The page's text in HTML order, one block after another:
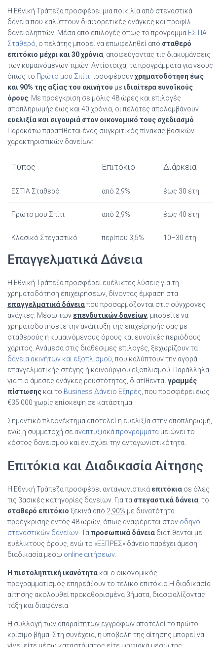
Η Εθνική Τράπεζα προσφέρει μια ποικιλία από στεγαστικά
δάνεια που καλύπτουν διαφορετικές ανάγκες και προφίλ
δανειοληπτών. Μέσα από επιλογές όπως το πρόγραμμα ΕΣΤΙΑ
Σταθερό , ο πελάτης μπορεί να επωφεληθεί από σταθερό
επιτόκιο μέχρι και 30 χρόνια , αποφεύγοντας τις διακυμάνσεις
των κυμαινόμενων τιμών. Αντίστοιχα, τα προγράμματα για νέους
όπως το Πρώτο μου Σπίτι προσφέρουνχρηματοδότηση έως
και 90% της αξίας του ακινήτου με ιδιαίτερα ευνοϊκούς
όρους . Με προέγκριση σε μόλις 48 ώρες και επιλογές
αποπληρωμής έως και 40 χρόνια, οι πελάτες απολαμβάνουν
ευελιξία και σιγουριά στον οικονομικό τους σχεδιασμό
Παρακάτω παρατίθεται ένας συγκριτικός πίνακας βασικών
χαρακτηριστικών δανείων:
Τύπος Επιτόκιο Διάρκεια
ΕΣΤΙΑ Σταθερό από 2,9% έως 30 έτη
Πρώτο μου Σπίτι από 2,9% έως 40 έτη
Κλασικό Στεγαστικό περίπου 3,5% 10–30 έτη
Επαγγελματικά Δάνεια
Η Εθνική Τράπεζα προσφέρει ευέλικτες λύσεις για τη
χρηματοδότηση επιχειρήσεων, δίνοντας έμφαση στα
επαγγελματικά δάνειαπου προσαρμόζονται στις σύγχρονες
ανάγκες. Μέσω των επενδυτικών δανείων , μπορείτε να
χρηματοδοτήσετε την ανάπτυξη της επιχείρησής σας με
σταθερούς ή κυμαινόμενους όρους και ευνοϊκές περιόδους
χάριτος. Ανάμεσα στις διαθέσιμες επιλογές, ξεχωρίζουν τα
δάνεια ακινήτων και εξοπλισμού , που καλύπτουν την αγορά
επαγγελματικής στέγης ή καινούργιου εξοπλισμού. Παράλληλα,
για πιο άμεσες ανάγκες ρευστότητας, διατίθενται γραμμές
πίστωσης και το Business Δάνειο Εξπρές , που προσφέρει έως
€35.000 χωρίς επίσκεψη σε κατάστημα.
Σημαντικό πλεονέκτημα αποτελεί η ευελιξία στην αποπληρωμή,
ενώ η συμμετοχή σε αναπτυξιακά προγράμματα μειώνει το
κόστος δανεισμού και ενισχύει την ανταγωνιστικότητα.
Επιτόκια και Διαδικασία Αίτησης
Η Εθνική Τράπεζα προσφέρει ανταγωνιστικά επιτόκια σε όλες
τις βασικές κατηγορίες δανείων. Για τα στεγαστικά δάνεια , το
σταθερό επιτόκιο ξεκινά από 2,90% με δυνατότητα
προέγκρισης εντός 48 ωρών, όπως αναφέρεται στον οδηγό
στεγαστικών δανείων . Τα προσωπικά δάνεια διατίθενται με
ευέλικτους όρους, ενώ το «ΕΞΠΡΕΣ» δάνειο παρέχει άμεση
διαδικασία μέσω online αιτήσεων
Η πιστοληπτική ικανότητα και ο οικονομικός
προγραμματισμός επηρεάζουν το τελικό επιτόκιο.Η διαδικασία
αίτησης ακολουθεί προκαθορισμένα βήματα, διασφαλίζοντας
τάξη και διαφάνεια.
Η συλλογή των απαραίτητων εγγράφων αποτελεί το πρώτο
κρίσιμο βήμα. Στη συνέχεια, η υποβολή της αίτησης μπορεί να